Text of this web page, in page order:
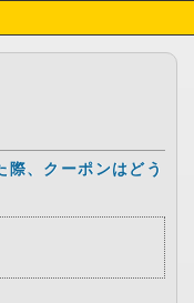
際、クーポンはどう